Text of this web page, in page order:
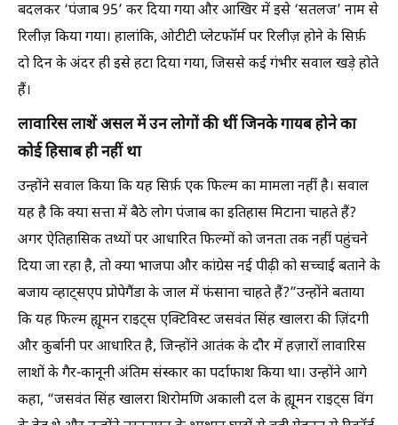
बदलकर ‘पंजाब 95’ कर दिया गया और आखिर में इसे ‘सतलज’ नाम से
रिलीज़ किया गया। हालांकि, ओटीटी प्लेटफॉर्म पर रिलीज़ होने के सिर्फ़
दो दिन के अंदर ही इसे हटा दिया गया, जिससे कई गंभीर सवाल खड़े होते
हैं।
लावारिस लाशें असल में उन लोगों की थीं जिनके गायब होने का
कोई हिसाब ही नहीं था
उन्होंने सवाल किया कि यह सिर्फ़ एक फिल्म का मामला नहीं है। सवाल
यह है कि क्या सत्ता में बैठे लोग पंजाब का इतिहास मिटाना चाहते हैं?
अगर ऐतिहासिक तथ्यों पर आधारित फिल्मों को जनता तक नहीं पहुंचने
दिया जा रहा है, तो क्या भाजपा और कांग्रेस नई पीढ़ी को सच्चाई बताने के
बजाय व्हाट्सएप प्रोपेगैंडा के जाल में फंसाना चाहते हैं?”उन्होंने बताया
कि यह फिल्म ह्यूमन राइट्स एक्टिविस्ट जसवंत सिंह खालरा की ज़िंदगी
और कुर्बानी पर आधारित है, जिन्होंने आतंक के दौर में हज़ारों लावारिस
लाशों के गैर-कानूनी अंतिम संस्कार का पर्दाफाश किया था। उन्होंने आगे
कहा, “जसवंत सिंह खालरा शिरोमणि अकाली दल के ह्यूमन राइट्स विंग